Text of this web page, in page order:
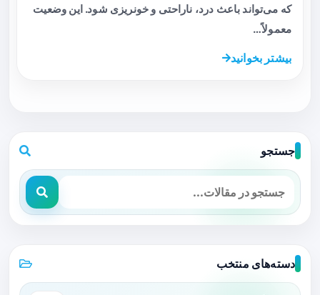
که می‌تواند باعث درد، ناراحتی و خونریزی شود. این وضعیت
معمولاً…
بیشتر بخوانید
جستجو
دسته‌های منتخب